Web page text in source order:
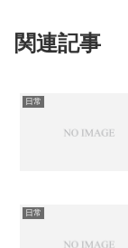
関連記事
日常
日常